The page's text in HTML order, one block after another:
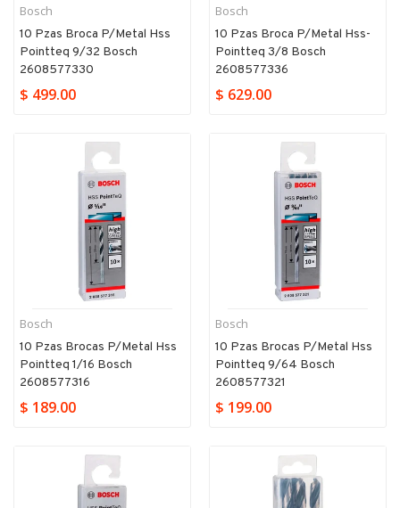
Bosch
10 Pzas Broca P/metal Hss
Pointteq 9/32 Bosch
2608577330
$ 499.00
Bosch
10 Pzas Broca P/metal Hss-
Pointteq 3/8 Bosch
2608577336
$ 629.00
Bosch
10 Pzas Brocas P/metal Hss
Pointteq 1/16 Bosch
2608577316
$ 189.00
Bosch
10 Pzas Brocas P/metal Hss
Pointteq 9/64 Bosch
2608577321
$ 199.00